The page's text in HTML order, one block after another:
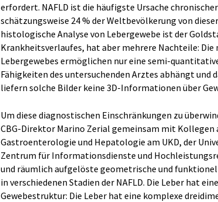
erfordert. NAFLD ist die häufigste Ursache
schätzungsweise 24 % der Weltbevölkerung von
histologische Analyse von Lebergewebe ist der
Krankheitsverlaufes, hat aber mehrere Nachteile:
Lebergewebes ermöglichen nur eine semi-
Fähigkeiten des untersuchenden Arztes abhängt und
liefern solche Bilder keine 3D-Informationen über
Um diese diagnostischen Einschränkungen zu
CBG-Direktor Marino Zerial gemeinsam mit Kollegen
Gastroenterologie und Hepatologie am UKD, der
Zentrum für Informationsdienste und
und räumlich aufgelöste geometrische und
in verschiedenen Stadien der NAFLD. Die Leber hat
Gewebestruktur: Die Leber hat eine komplexe